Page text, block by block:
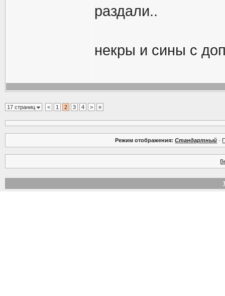
раздали..
некры и сины с
17 страниц < 1 2 3 4 > »
Режим отображения: Стандартный ·